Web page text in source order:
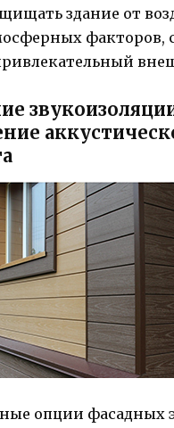
здание от
факторов,
опции фасадных